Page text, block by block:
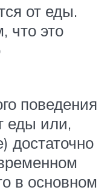
от еды.
что это
поведения
еды или,
достаточно
в основном